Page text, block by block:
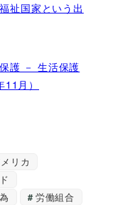
祉国家という出
護 － 生活保護
月）
リカ
労働組合